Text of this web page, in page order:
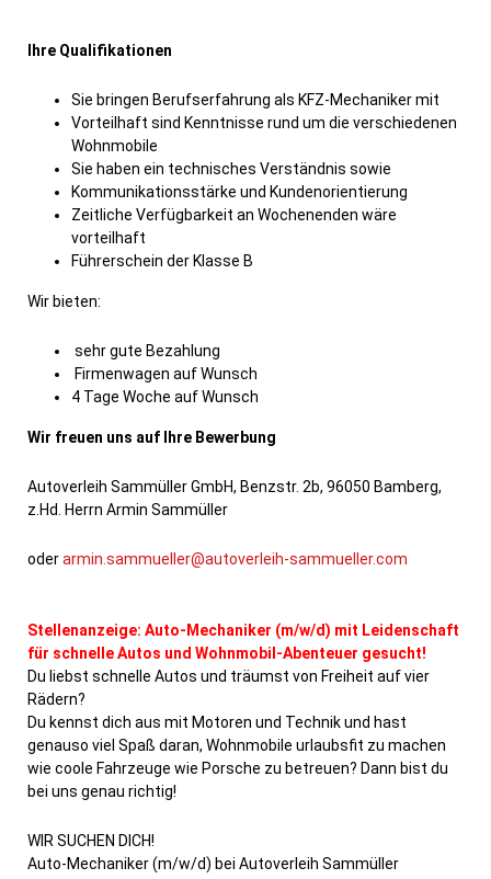
Ihre Qualifikationen
Sie bringen Berufserfahrung als KFZ-Mechaniker mit
Vorteilhaft sind Kenntnisse rund um die verschiedenen
Wohnmobile
Sie haben ein technisches Verständnis sowie
Kommunikationsstärke und Kundenorientierung
Zeitliche Verfügbarkeit an Wochenenden wäre
vorteilhaft
Führerschein der Klasse B
Wir bieten:
sehr gute Bezahlung
Firmenwagen auf Wunsch
4 Tage Woche auf Wunsch
Wir freuen uns auf Ihre Bewerbung
Autoverleih Sammüller GmbH, Benzstr. 2b, 96050 Bamberg,
z.Hd. Herrn Armin Sammüller
oderarmin.sammueller@autoverleih-sammueller.com
Stellenanzeige: Auto-Mechaniker (m/w/d) mit Leidenschaft
für schnelle Autos und Wohnmobil-Abenteuer gesucht!
Du liebst schnelle Autos und träumst von Freiheit auf vier
Rädern?
Du kennst dich aus mit Motoren und Technik und hast
genauso viel Spaß daran, Wohnmobile urlaubsfit zu machen
wie coole Fahrzeuge wie Porsche zu betreuen? Dann bist du
bei uns genau richtig!
WIR SUCHEN DICH!
Auto-Mechaniker (m/w/d) bei Autoverleih Sammüller